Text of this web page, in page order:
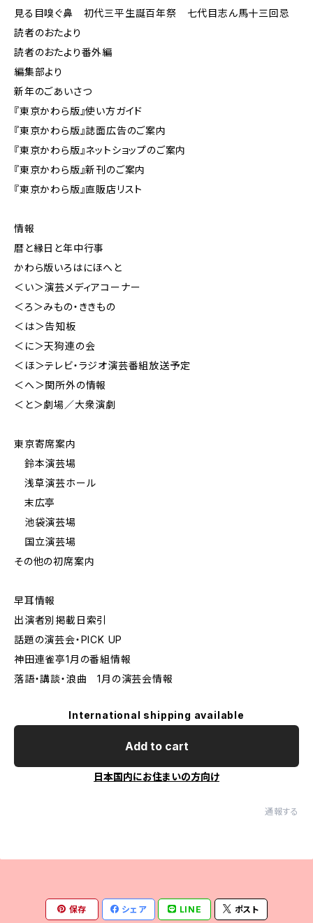
見る目嗅ぐ鼻 初代三平生誕百年祭 七代目志ん馬十三回忌
読者のおたより
読者のおたより番外編
編集部より
新年のごあいさつ
『東京かわら版』使い方ガイド
『東京かわら版』誌面広告のご案内
『東京かわら版』ネットショップのご案内
『東京かわら版』新刊のご案内
『東京かわら版』直販店リスト
情報
暦と縁日と年中行事
かわら版いろはにほへと
＜い＞演芸メディアコーナー
＜ろ＞みもの・ききもの
＜は＞告知板
＜に＞天狗連の会
＜ほ＞テレビ・ラジオ演芸番組放送予定
＜へ＞関所外の情報
＜と＞劇場／大衆演劇
東京寄席案内
鈴本演芸場
浅草演芸ホール
末広亭
池袋演芸場
国立演芸場
その他の初席案内
早耳情報
出演者別掲載日索引
話題の演芸会・PICK UP
神田連雀亭1月の番組情報
落語・講談・浪曲 1月の演芸会情報
International shipping available
Add to cart
日本国内にお住まいの方向け
通報する
保存 シェア LINE ポスト